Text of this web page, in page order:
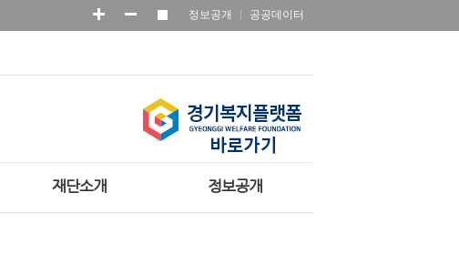
정보공개 공공데이터
재단소개 정보공개